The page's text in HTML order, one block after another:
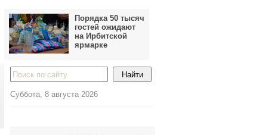
Порядка 50 тысяч
гостей ожидают
на Ирбитской
ярмарке
Суббота, 8 августа 2026